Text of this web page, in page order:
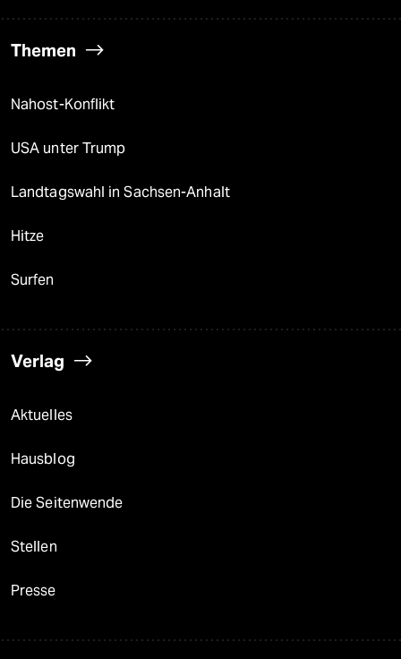
Themen
Nahost-Konflikt
USA unter Trump
Landtagswahl in Sachsen-Anhalt
Hitze
Surfen
Verlag
Aktuelles
Hausblog
Die Seitenwende
Stellen
Presse